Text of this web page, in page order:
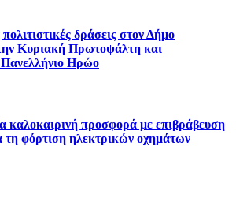
δράσεις στον Δήμο
Κυριακή Πρωτοψάλτη και
Ηρώο
προσφορά με επιβράβευση
τη φόρτιση ηλεκτρικών οχημάτων